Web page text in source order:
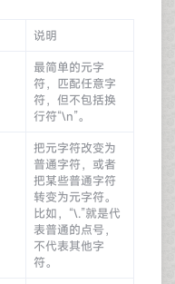
说明
最简单的元字
符，匹配任意字
符，但不包括换
行符“\n”。
把元字符改变为
普通字符，或者
把某些普通字符
转变为元字符。
比如，“\.”就是代
表普通的点号，
不代表其他字
符。